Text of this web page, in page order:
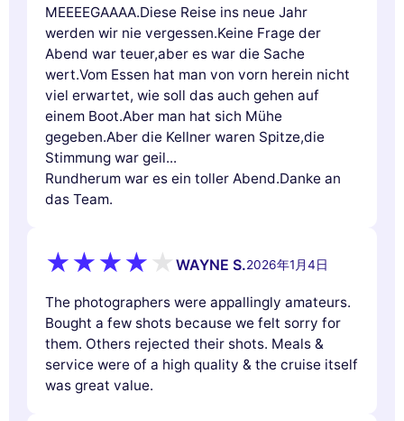
MEEEEGAAAA.Diese Reise ins neue Jahr
werden wir nie vergessen.Keine Frage der
Abend war teuer,aber es war die Sache
wert.Vom Essen hat man von vorn herein nicht
viel erwartet, wie soll das auch gehen auf
einem Boot.Aber man hat sich Mühe
gegeben.Aber die Kellner waren Spitze,die
Stimmung war geil...
Rundherum war es ein toller Abend.Danke an
das Team.
WAYNE S.2026年1月4日
The photographers were appallingly amateurs.
Bought a few shots because we felt sorry for
them. Others rejected their shots. Meals &
service were of a high quality & the cruise itself
was great value.